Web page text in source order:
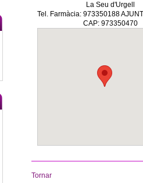
La Seu d'Urgell
Tel. Farmàcia: 973350188
CAP: 973350470
Tornar